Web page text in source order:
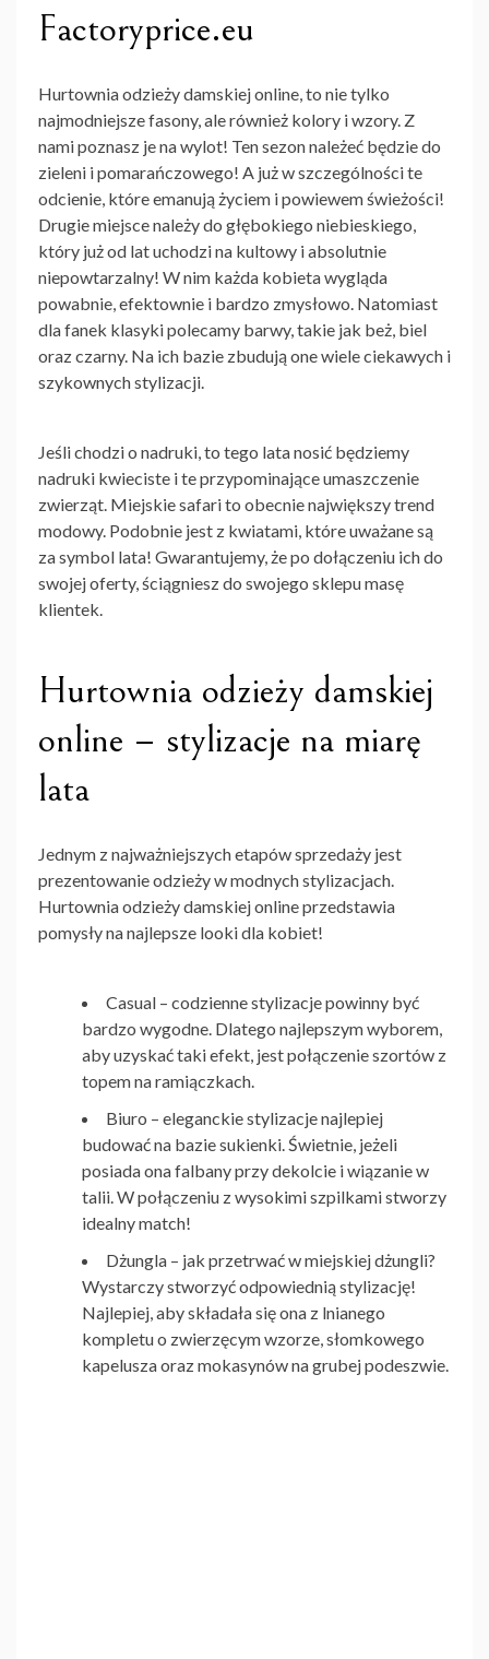
Factoryprice.eu
Hurtownia odzieży damskiej online, to nie tylko
najmodniejsze fasony, ale również kolory i wzory. Z
nami poznasz je na wylot! Ten sezon należeć będzie do
zieleni i pomarańczowego! A już w szczególności te
odcienie, które emanują życiem i powiewem świeżości!
Drugie miejsce należy do głębokiego niebieskiego,
który już od lat uchodzi na kultowy i absolutnie
niepowtarzalny! W nim każda kobieta wygląda
powabnie, efektownie i bardzo zmysłowo. Natomiast
dla fanek klasyki polecamy barwy, takie jak beż, biel
oraz czarny. Na ich bazie zbudują one wiele ciekawych i
szykownych stylizacji.
Jeśli chodzi o nadruki, to tego lata nosić będziemy
nadruki kwieciste i te przypominające umaszczenie
zwierząt. Miejskie safari to obecnie największy trend
modowy. Podobnie jest z kwiatami, które uważane są
za symbol lata! Gwarantujemy, że po dołączeniu ich do
swojej oferty, ściągniesz do swojego sklepu masę
klientek.
Hurtownia odzieży damskiej
online – stylizacje na miarę
lata
Jednym z najważniejszych etapów sprzedaży jest
prezentowanie odzieży w modnych stylizacjach.
Hurtownia odzieży damskiej onlineprzedstawia
pomysły na najlepsze looki dla kobiet!
Casual – codzienne stylizacje powinny być
bardzo wygodne. Dlatego najlepszym wyborem,
aby uzyskać taki efekt, jest połączenie szortów z
topem na ramiączkach.
Biuro – eleganckie stylizacje najlepiej
budować na bazie sukienki. Świetnie, jeżeli
posiada ona falbany przy dekolcie i wiązanie w
talii. W połączeniu z wysokimi szpilkami stworzy
idealny match!
Dżungla – jak przetrwać w miejskiej dżungli?
Wystarczy stworzyć odpowiednią stylizację!
Najlepiej, aby składała się ona z lnianego
kompletu o zwierzęcym wzorze, słomkowego
kapelusza oraz mokasynów na grubej podeszwie.